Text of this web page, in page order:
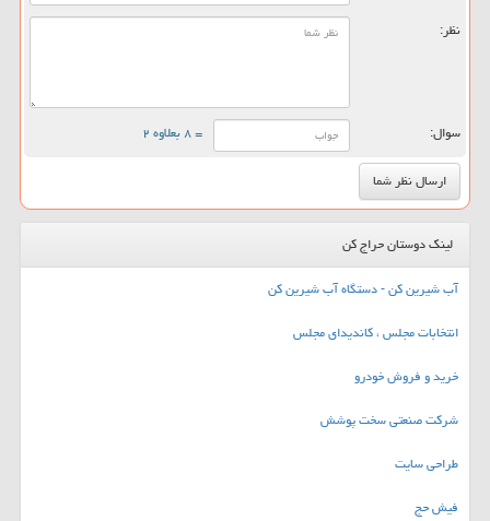
نظر:
سوال: = ۸ بعلاوه ۲
لینک دوستان حراج کن
آب شیرین کن - دستگاه آب شیرین کن
انتخابات مجلس ، کاندیدای مجلس
خرید و فروش خودرو
شرکت صنعتی سخت پوشش
طراحی سایت
فیش حج